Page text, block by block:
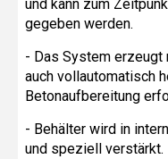
und kann zum
gegeben werden.
- Das System erzeugt
auch vollautomatisch
Betonaufbereitung
- Behälter wird in
und speziell verstärkt.